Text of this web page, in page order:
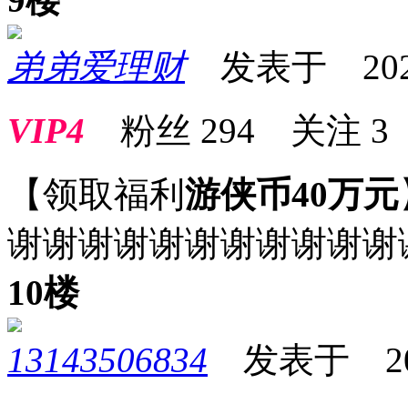
弟弟爱理财发表于
VIP4 粉丝 294 关注 3
【领取福利 游侠币40万元
谢谢谢谢谢谢谢谢谢谢谢
10楼
13143506834 发表于